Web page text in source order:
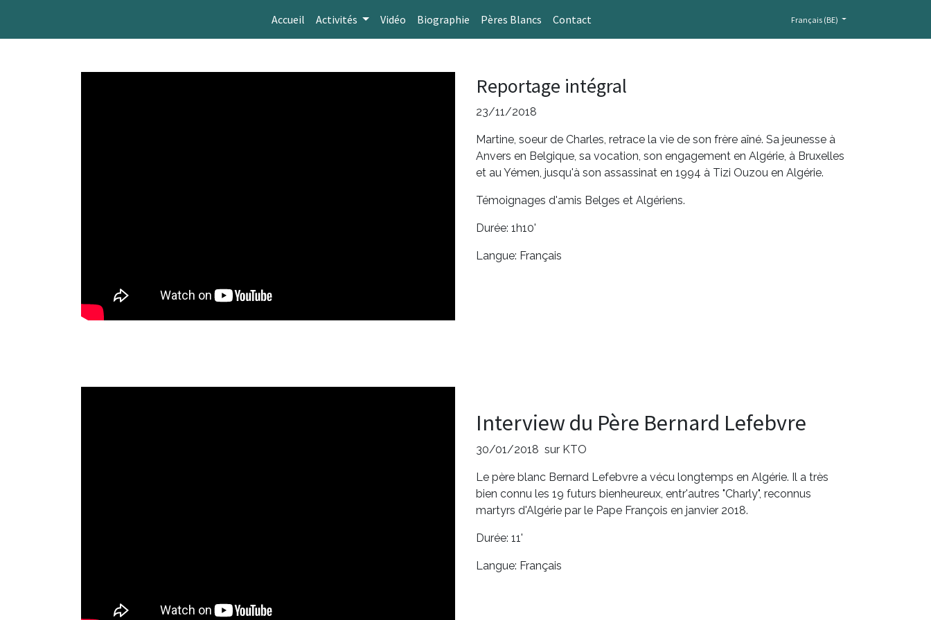
Accueil Activités Vidéo Biographie Pères Blancs Contact Français (BE)
Reportage intégral
23/11/2018
Martine, soeur de Charles, retrace la vie de son frère aîné. Sa jeunesse à
Anvers en Belgique, sa vocation, son engagement en Algérie, à Bruxelles
et au Yémen, jusqu'à son assassinat en 1994 à Tizi Ouzou en Algérie.
Témoignages d'amis Belges et Algériens.
Durée: 1h10'
Langue: Français
Interview du Père Bernard Lefebvre
30/01/2018 sur KTO
Le père blanc Bernard Lefebvre a vécu longtemps en Algérie. Il a très
bien connu les 19 futurs bienheureux, entr'autres "Charly", reconnus
martyrs d'Algérie par le Pape François en janvier 2018.
Durée: 11'
Langue: Français